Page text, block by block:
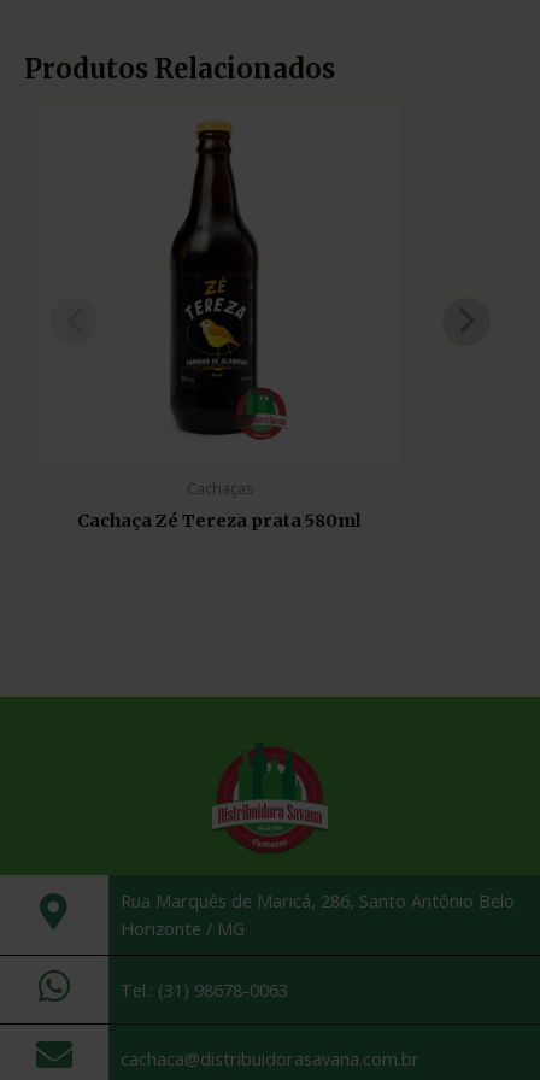
Produtos Relacionados
Cachaças
Cachaça Zé Tereza prata 580ml
Rua Marquês de Maricá, 286, Santo Antônio Belo
Horizonte / MG
Tel.: (31) 98678-0063
cachaca@distribuidorasavana.com.br